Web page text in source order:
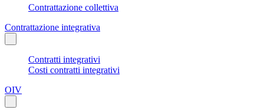
Contrattazione collettiva
Contrattazione integrativa
Contratti integrativi
Costi contratti integrativi
OIV